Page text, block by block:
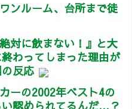
ンルーム、台所まで徒
対に飲まない！』と大
わってしまった理由が
反応
ーの2002年ベスト4の
認められてるんだ…？